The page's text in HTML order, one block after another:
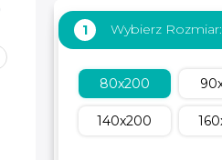
1 Wybierz Rozmiar:
80x200
140x200